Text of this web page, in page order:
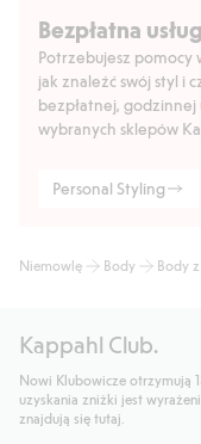
Bezpłatna
Potrzebujesz pomocy
jak znaleźć swój styl i
bezpłatnej, godzinnej
wybranych sklepów
Personal Styling
Niemowlę Body Body
Kappahl Club.
Nowi Klubowicze otrzymują
uzyskania zniżki jest
znajdują się tutaj.